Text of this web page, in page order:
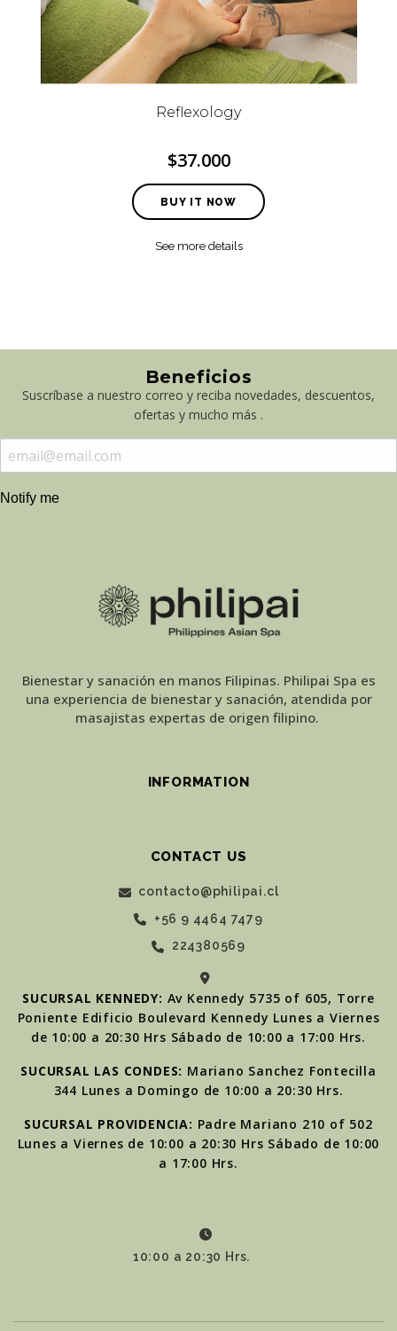
Reflexology
$37.000
BUY IT NOW
See more details
Beneficios
Suscríbase a nuestro correo y reciba novedades, descuentos,
ofertas y mucho más .
Notify me
Bienestar y sanación en manos Filipinas. Philipai Spa es
una experiencia de bienestar y sanación, atendida por
masajistas expertas de origen filipino.
INFORMATION
CONTACT US
contacto@philipai.cl
+56 9 4464 7479
224380569
SUCURSAL KENNEDY: Av Kennedy 5735 of 605, Torre
Poniente Edificio Boulevard Kennedy Lunes a Viernes
de 10:00 a 20:30 Hrs Sábado de 10:00 a 17:00 Hrs.
SUCURSAL LAS CONDES: Mariano Sanchez Fontecilla
344 Lunes a Domingo de 10:00 a 20:30 Hrs.
SUCURSAL PROVIDENCIA: Padre Mariano 210 of 502
Lunes a Viernes de 10:00 a 20:30 Hrs Sábado de 10:00
a 17:00 Hrs.
10:00 a 20:30 Hrs.